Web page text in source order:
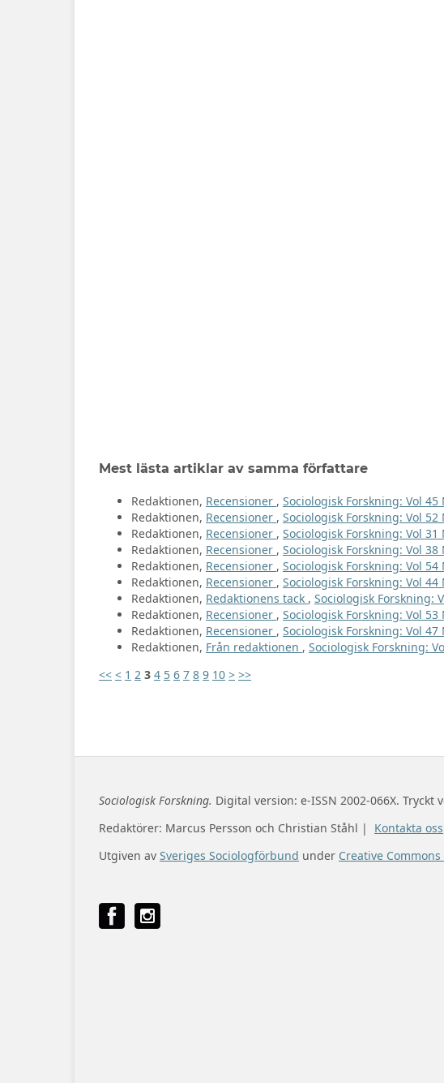
Mest lästa artiklar av samma författare
Redaktionen, Recensioner , Sociologisk Forskning: Vol 45
Redaktionen, Recensioner , Sociologisk Forskning: Vol 52
Redaktionen, Recensioner , Sociologisk Forskning: Vol 31
Redaktionen, Recensioner , Sociologisk Forskning: Vol 38
Redaktionen, Recensioner , Sociologisk Forskning: Vol
Redaktionen, Recensioner , Sociologisk Forskning: Vol 44
Redaktionen, Redaktionens tack , Sociologisk Forskning:
Redaktionen, Recensioner , Sociologisk Forskning: Vol 53
Redaktionen, Recensioner , Sociologisk Forskning: Vol 47
Redaktionen, Från redaktionen , Sociologisk Forskning:
<< < 1 2 3 4 5 6 7 8 9 10 > >>
Sociologisk Forskning. Digital version: e-ISSN 2002-066X. Tryckt
Redaktörer: Marcus Persson och Christian Ståhl | Kontakta oss
Utgiven av Sveriges Sociologförbund under Creative Commons